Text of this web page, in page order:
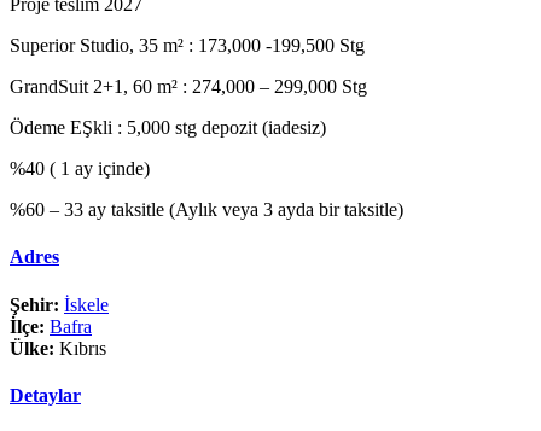
Proje teslim 2027
Superior Studio, 35 m² : 173,000 -199,500 Stg
GrandSuit 2+1, 60 m² : 274,000 – 299,000 Stg
Ödeme EŞkli : 5,000 stg depozit (iadesiz)
%40 ( 1 ay içinde)
%60 – 33 ay taksitle (Aylık veya 3 ayda bir taksitle)
Adres
Şehir: İskele
İlçe: Bafra
Ülke: Kıbrıs
Detaylar